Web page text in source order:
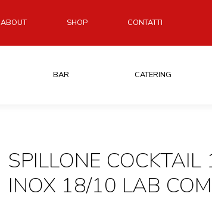
ABOUT SHOP CONTATTI
BAR CATERING
SPILLONE COCKTAIL
INOX 18/10 LAB